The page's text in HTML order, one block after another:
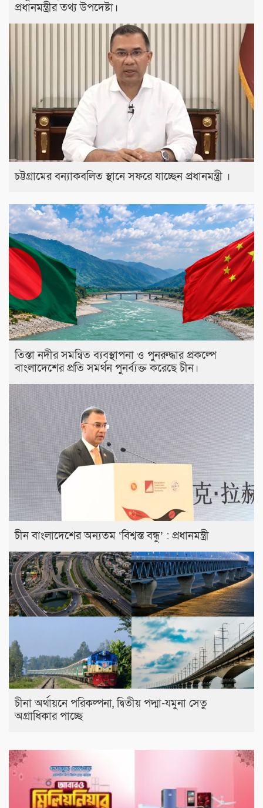
প্রধানমন্ত্রীর তথ্য উপদেষ্টা।
চট্টগ্রামের বন্যাকবলিত স্থানে সফরে যাচ্ছেন প্রধানমন্ত্রী ।
তিস্তা নদীর সমন্বিত ব্যবস্থাপনা ও পুনরুদ্ধার প্রকল্পে
বাংলাদেশের প্রতি সমর্থন পুনর্ব্যক্ত করেছে চীন।
চীন বাংলাদেশের অন্যতম ‘বিশ্বস্ত বন্ধু’ : প্রধানমন্ত্রী
চীনা অর্থায়নে পরিকল্পনা, দ্বিতীয় পদ্মা-যমুনা সেতু
অগ্রাধিকার পাচ্ছে